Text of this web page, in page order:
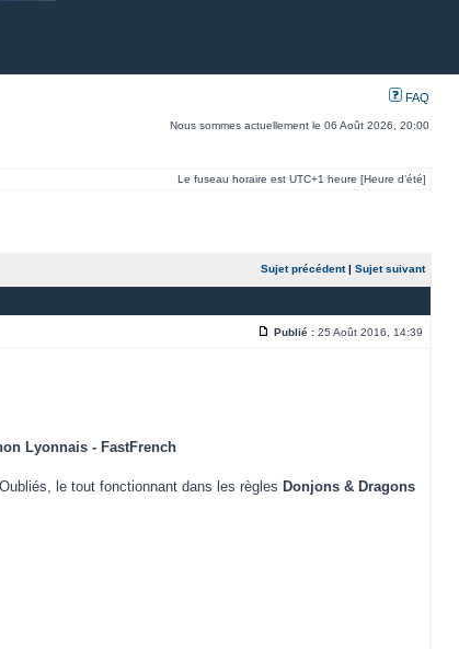
FAQ
Nous sommes actuellement le 06 Août 2026, 20:00
Le fuseau horaire est UTC+1 heure [Heure d’été]
Sujet précédent| Sujet suivant
Publié : 25 Août 2016, 14:39
Lyonnais - FastFrench
le tout fonctionnant dans les règles Donjons & Dragons